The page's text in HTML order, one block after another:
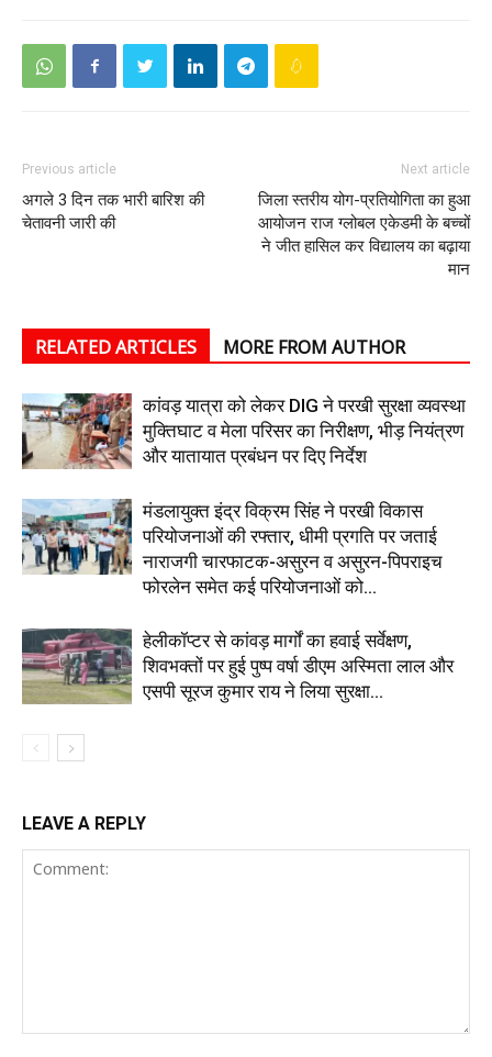
Previous article
अगले 3 दिन तक भारी बारिश की
चेतावनी जारी की
Next article
जिला स्तरीय योग-प्रतियोगिता का हुआ
आयोजन राज ग्लोबल एकेडमी के बच्चों
ने जीत हासिल कर विद्यालय का बढ़ाया
मान
RELATED ARTICLES MORE FROM AUTHOR
कांवड़ यात्रा को लेकर DIG ने परखी सुरक्षा व्यवस्था
मुक्तिघाट व मेला परिसर का निरीक्षण, भीड़ नियंत्रण
और यातायात प्रबंधन पर दिए निर्देश
मंडलायुक्त इंद्र विक्रम सिंह ने परखी विकास
परियोजनाओं की रफ्तार, धीमी प्रगति पर जताई
नाराजगी चारफाटक-असुरन व असुरन-पिपराइच
फोरलेन समेत कई परियोजनाओं को...
हेलीकॉप्टर से कांवड़ मार्गों का हवाई सर्वेक्षण,
शिवभक्तों पर हुई पुष्प वर्षा डीएम अस्मिता लाल और
एसपी सूरज कुमार राय ने लिया सुरक्षा...
LEAVE A REPLY